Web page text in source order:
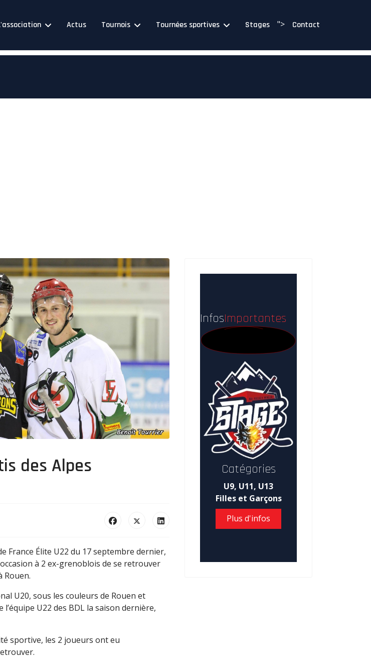
Actus Tournois Tournées sportives Stages "> Contact
des Alpes
France Élite U22 du 17 septembre dernier,
à 2 ex-grenoblois de se retrouver
Rouen.
U20, sous les couleurs de Rouen et
l’équipe U22 des BDL la saison dernière,
sportive, les 2 joueurs ont eu
InfosImportantes
Catégories
U9, U11, U13
Filles et Garçons
Plus d'infos